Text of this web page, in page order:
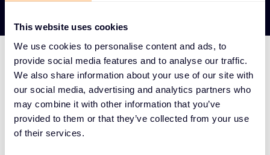
This website uses cookies
We use cookies to personalise content and ads, to
provide social media features and to analyse our traffic.
We also share information about your use of our site with
our social media, advertising and analytics partners who
may combine it with other information that you’ve
provided to them or that they’ve collected from your use
of their services.
WIE WIR DAS MACHEN
Wir bündeln die besten
Cybersicherheitslösungen
der Welt und ergänzen sie